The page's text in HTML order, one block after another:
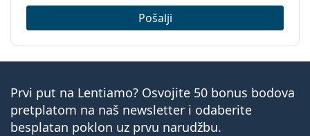
Pošalji
Prvi put na Lentiamo? Osvojite 50 bonus bodova
pretplatom na naš newsletter i odaberite
besplatan poklon uz prvu narudžbu.